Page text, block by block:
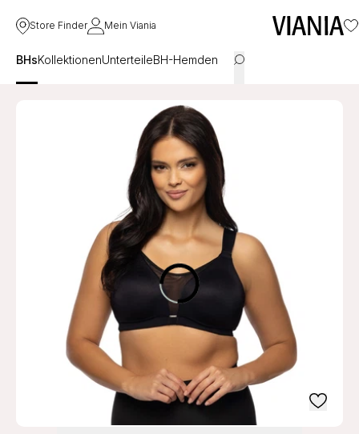
Store Finder Mein Viania
BHsKollektionenUnterteileBH-Hemden